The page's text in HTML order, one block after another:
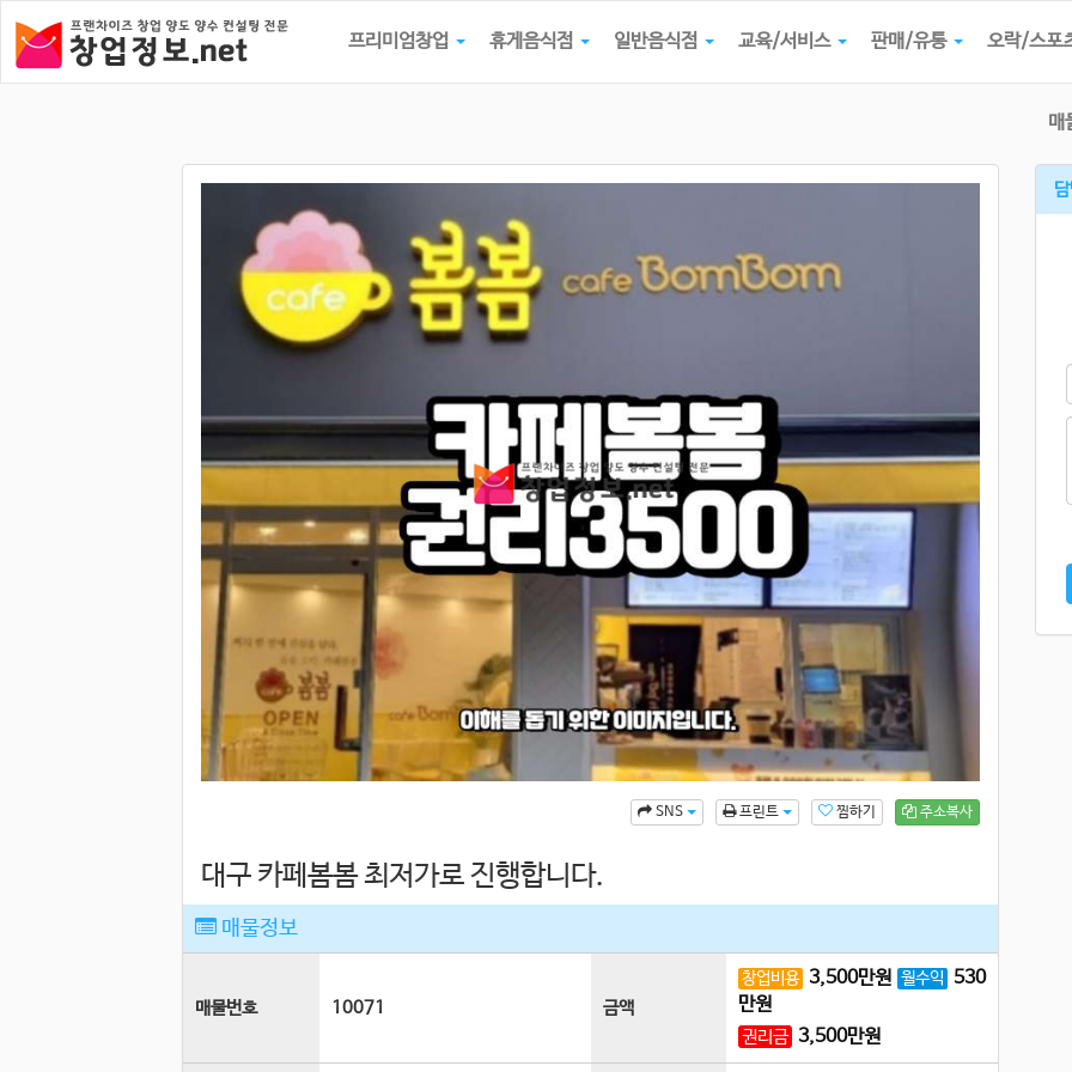
프리미엄창업 휴게음식점 일반음식점 교육/서비스 판매/유통 오락/스포
매
주소복사
찜하기
프린트
SNS
대구 카페봄봄 최저가로 진행합니다.
매물정보
매물번호 10071 금액
창업비용 3,500만원 월수익
530
만원
권리금 3,500만원